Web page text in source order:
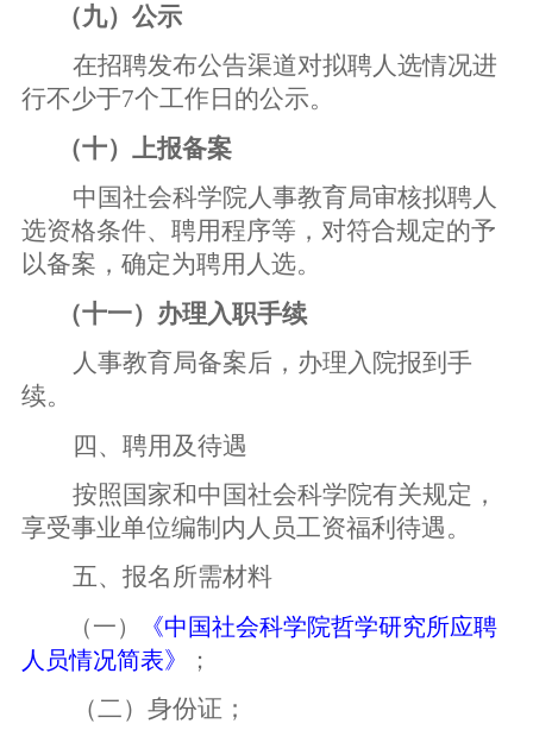
（九）公示
在招聘发布公告渠道对拟聘人选情况进
行不少于7个工作日的公示。
（十）上报备案
中国社会科学院人事教育局审核拟聘人
选资格条件、聘用程序等，对符合规定的予
以备案，确定为聘用人选。
（十一）办理入职手续
人事教育局备案后，办理入院报到手
续。
四、聘用及待遇
按照国家和中国社会科学院有关规定，
享受事业单位编制内人员工资福利待遇。
五、报名所需材料
（一）
《中国社会科学院哲学研究所应聘
人员情况简表》
；
（二）身份证；